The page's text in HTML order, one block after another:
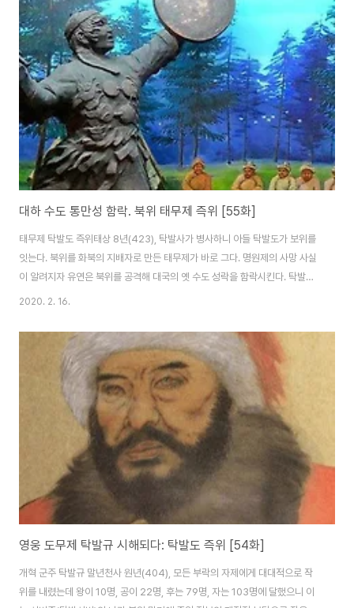
상의 관원은 이미 오랜 습관이 된 까닭에 서서히 바꾸는 것을 윤허하나 조정에
서 오랫동안 봉직한 30세 이하의 관원은 선비어로 말하는 것을 금한다. 이를
어길 경우 곧바로 강등과 면직 조처를 취할 것이다." 북위 태화 20년(496), 탁
발씨를 원씨..
대하 수도 통만성 함락. 북위 태무제 즉위 [55화]
태무제 탁발도 즉위태상 8년(423), 탁발사가 병사하니 아들 탁발도가 보위를
잇는다. 북위를 화북의 지배자로 만든 태무제가 바로 그다. 명원제의 사망 사실
이 알려지자 유연은 북위를 공격해 대국의 옛 수도 성락을 함락시킨다. 탁발도
는 친히 경기를 이끌고 사흘 밤낮을 쉬지 않고 달려가 운중에 이르렀다. 유연의
용기를 얻은 북위군은 유연의 대장 어척근을 활로 쏘아 죽이며 포위를 풀었다.
시광 2년(425) 11월, 탁발도가 고비사막을 가로질러 유연을 격파했고, 이듬해
인 시광 3년(426)엔 관중의 대하를 멸망시킨다. 대하 수도 통만성위진남북조
시대 413년, 혁련발발은 대하를 세우고 유유가 동진으로 돌아간 틈을 노려 관
중을 손에 넣었..
2020. 2. 16.
영웅 도무제 탁발규 시해되다: 탁발도 즉위 [54화]
개혁 군주 탁발규 말년천사 원년(404), 모든 부락의 자제에게 대대적으로 작
위를 내렸는데 왕이 10명, 공이 22명, 후는 79명, 자는 103명에 달했으니 이